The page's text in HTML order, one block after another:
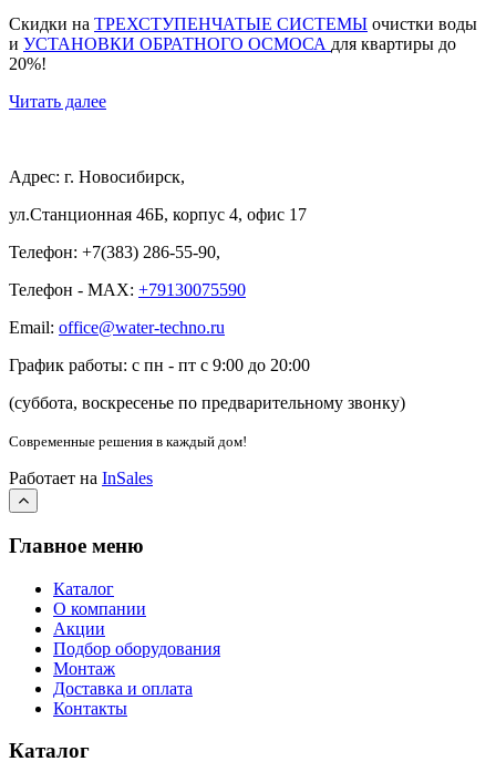
Скидки на ТРЕХСТУПЕНЧАТЫЕ СИСТЕМЫ очистки воды
и УСТАНОВКИ ОБРАТНОГО ОСМОСА для квартиры до
20%!
Читать далее
Адрес: г. Новосибирск,
ул.Станционная 46Б, корпус 4, офис 17
Телефон: +7(383) 286-55-90,
Телефон - MAX: +79130075590
Email: office@water-techno.ru
График работы: с пн - пт с 9:00 до 20:00
(суббота, воскресенье по предварительному звонку)
Современные решения в каждый дом!
Работает на InSales
Главное меню
Каталог
О компании
Акции
Подбор оборудования
Монтаж
Доставка и оплата
Контакты
Каталог